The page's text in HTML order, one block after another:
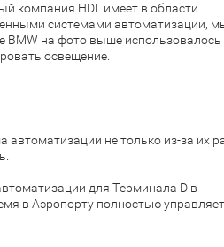
компания HDL имеет в области
системами автоматизации,
на фото выше использовалось
освещение.
не только из-за их
для Терминала D в
в Аэропорту полностью